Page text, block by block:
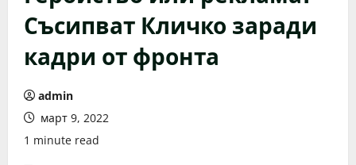
Съсипват Кличко заради
кадри от фронта
admin
март 9, 2022
1 minute read